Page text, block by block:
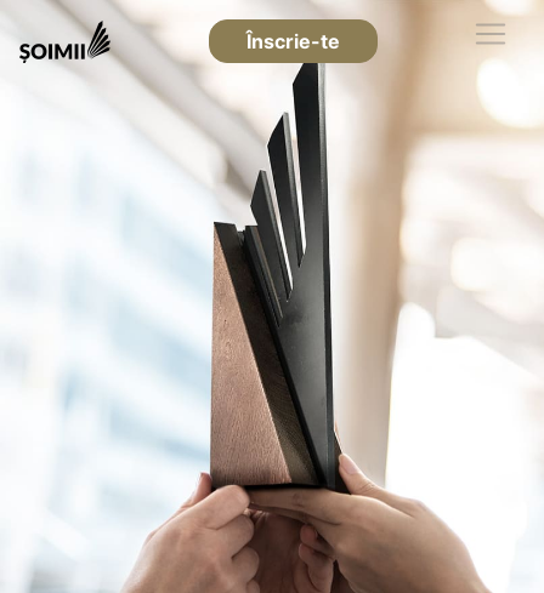
Înscrie-te